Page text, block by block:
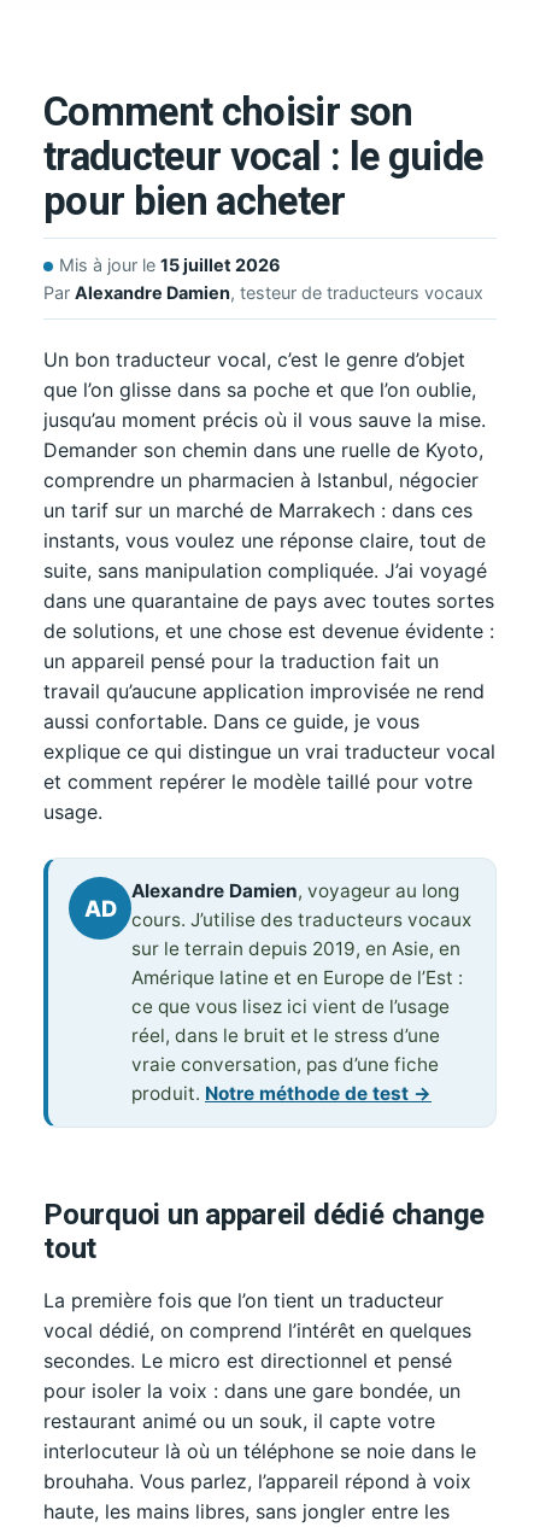
Comment choisir son
traducteur vocal : le guide
pour bien acheter
Mis à jour le 15 juillet 2026
Par Alexandre Damien, testeur de traducteurs vocaux
Un bon traducteur vocal, c’est le genre d’objet
que l’on glisse dans sa poche et que l’on oublie,
jusqu’au moment précis où il vous sauve la mise.
Demander son chemin dans une ruelle de Kyoto,
comprendre un pharmacien à Istanbul, négocier
un tarif sur un marché de Marrakech : dans ces
instants, vous voulez une réponse claire, tout de
suite, sans manipulation compliquée. J’ai voyagé
dans une quarantaine de pays avec toutes sortes
de solutions, et une chose est devenue évidente :
un appareil pensé pour la traduction fait un
travail qu’aucune application improvisée ne rend
aussi confortable. Dans ce guide, je vous
explique ce qui distingue un vrai traducteur vocal
et comment repérer le modèle taillé pour votre
usage.
AD
Alexandre Damien, voyageur au long
cours. J’utilise des traducteurs vocaux
sur le terrain depuis 2019, en Asie, en
Amérique latine et en Europe de l’Est :
ce que vous lisez ici vient de l’usage
réel, dans le bruit et le stress d’une
vraie conversation, pas d’une fiche
produit. Notre méthode de test →
Pourquoi un appareil dédié change
tout
La première fois que l’on tient un traducteur
vocal dédié, on comprend l’intérêt en quelques
secondes. Le micro est directionnel et pensé
pour isoler la voix : dans une gare bondée, un
restaurant animé ou un souk, il capte votre
interlocuteur là où un téléphone se noie dans le
brouhaha. Vous parlez, l’appareil répond à voix
haute, les mains libres, sans jongler entre les